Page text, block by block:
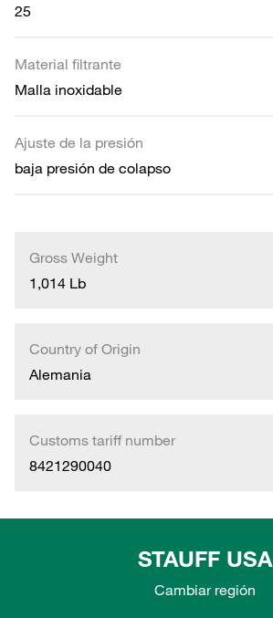
25
Material filtrante
Malla inoxidable
Ajuste de la presión
baja presión de colapso
Gross Weight
1,014 Lb
Country of Origin
Alemania
Customs tariff number
8421290040
STAUFF USA
Cambiar región